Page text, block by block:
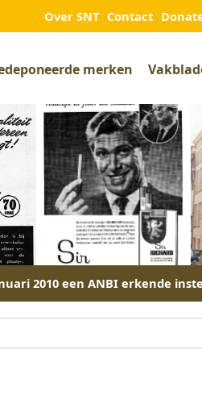
Over SNT Contact
merken
2010 een ANBI erkende